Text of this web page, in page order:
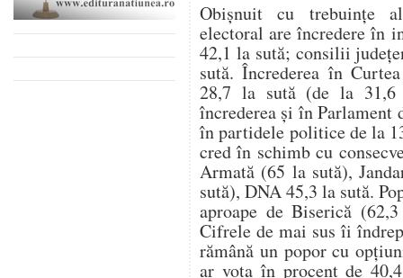
Obișnuit cu trebuințe
electoral are încredere în
42,1 la sută; consilii
sută. Încrederea în
28,7 la sută (de la
încrederea și în
în partidele politice de la
cred în schimb cu
Armată (65 la sută),
sută), DNA 45,3 la sută.
aproape de Biserică
Cifrele de mai sus îi
rămână un popor cu
ar vota în procent de